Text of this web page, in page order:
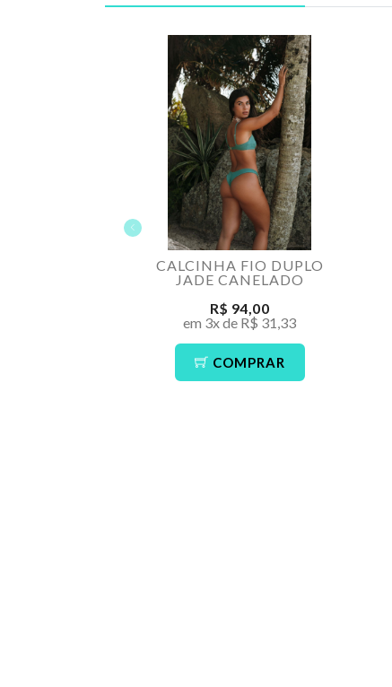
CALCINHA FIO DUPLO
JADE CANELADO
R$ 94,00
em 3x de R$ 31,33
COMPRAR